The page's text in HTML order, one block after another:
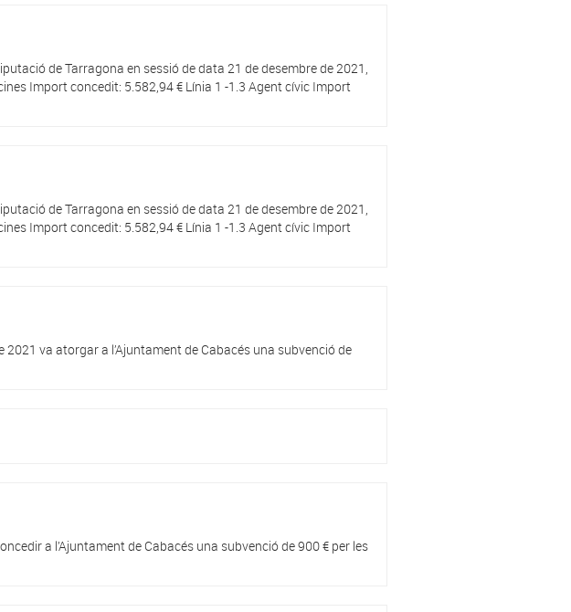
de Tarragona en sessió de data 21 de desembre de 2021,
Import concedit: 5.582,94 € Línia 1 -1.3 Agent cívic Import
de Tarragona en sessió de data 21 de desembre de 2021,
Import concedit: 5.582,94 € Línia 1 -1.3 Agent cívic Import
va atorgar a l’Ajuntament de Cabacés una subvenció de
a l’Ajuntament de Cabacés una subvenció de 900 € per les